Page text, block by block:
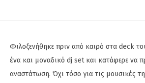
Φιλοξενήθηκε πριν από καιρό στα deck
ένα και μοναδικό dj set και κατάφερε να
αναστάτωση. Όχι τόσο για τις μουσικές